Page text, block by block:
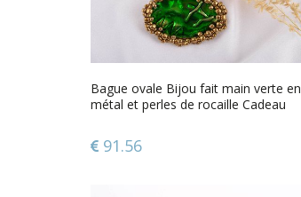
Bague ovale Bijou fait main verte en
métal et perles de rocaille Cadeau
91.56